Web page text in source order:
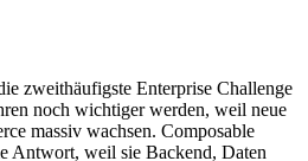
zweithäufigste Enterprise Challenge
noch wichtiger werden, weil neue
massiv wachsen. Composable
Antwort, weil sie Backend, Daten